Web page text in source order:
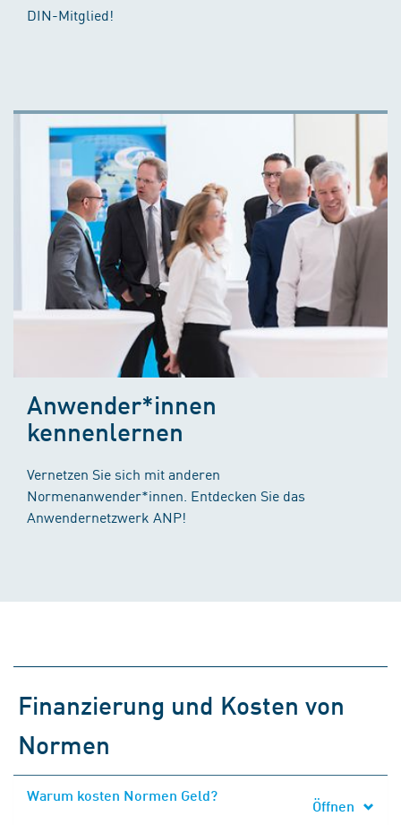
DIN-Mitglied!
Anwender*innen
kennenlernen
Vernetzen Sie sich mit anderen
Normenanwender*innen. Entdecken Sie das
Anwendernetzwerk ANP!
Finanzierung und Kosten von
Normen
Warum kosten Normen Geld?
Öffnen